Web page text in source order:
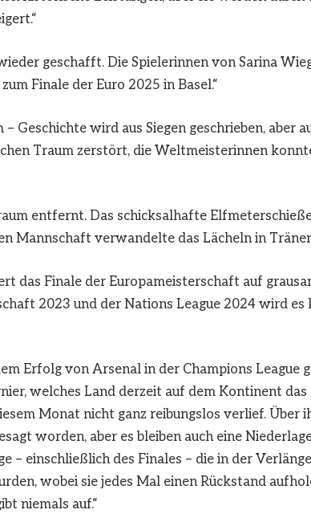
wieder geschafft. Die Spielerinnen von Sarina
Finale der Euro 2025 in Basel.“
Geschichte wird aus Siegen geschrieben, aber
Traum zerstört, die Weltmeisterinnen
entfernt. Das schicksalhafte
Mannschaft verwandelte das Lächeln in
das Finale der Europameisterschaft auf
2023 und der Nations League 2024 wird es
Erfolg von Arsenal in der Champions League
welches Land derzeit auf dem Kontinent das
Monat nicht ganz reibungslos verlief. Über
worden, aber es bleiben auch eine
– einschließlich des Finales – die in der
wobei sie jedes Mal einen Rückstand
niemals auf.“